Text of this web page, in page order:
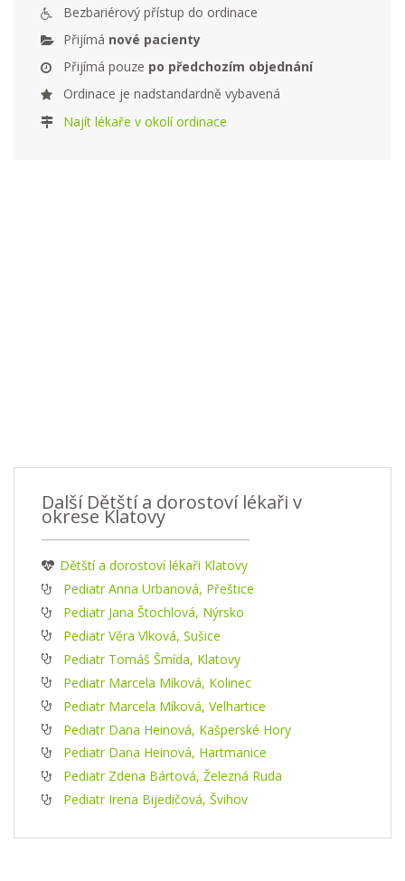
Bezbariérový přístup do ordinace
Přijímá nové pacienty
Přijímá pouze po předchozím objednání
Ordinace je nadstandardně vybavená
Najít lékaře v okolí ordinace
Další Dětští a dorostoví lékaři v
okrese Klatovy
Dětští a dorostoví lékaři Klatovy
Pediatr Anna Urbanová, Přeštice
Pediatr Jana Štochlová, Nýrsko
Pediatr Věra Vlková, Sušice
Pediatr Tomáš Šmída, Klatovy
Pediatr Marcela Míková, Kolinec
Pediatr Marcela Míková, Velhartice
Pediatr Dana Heinová, Kašperské Hory
Pediatr Dana Heinová, Hartmanice
Pediatr Zdena Bártová, Železná Ruda
Pediatr Irena Bijedičová, Švihov